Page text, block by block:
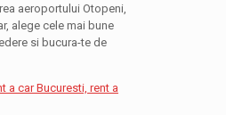
aeroportului Otopeni,
alege cele mai bune
si bucura-te de